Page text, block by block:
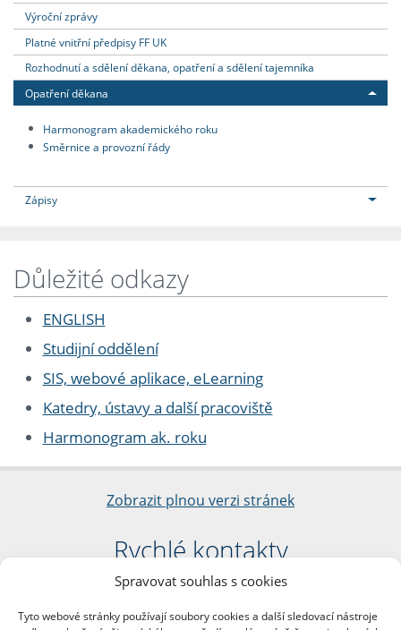
Spravovat souhlas s cookies
Tyto webové stránky používají soubory cookies a další sledovací nástroje
Výroční zprávy
Platné vnitřní předpisy FF UK
Rozhodnutí a sdělení děkana, opatření a sdělení tajemníka
Opatření děkana
Harmonogram akademického roku
Směrnice a provozní řády
Zápisy
Důležité odkazy
ENGLISH
Studijní oddělení
SIS, webové aplikace, eLearning
Katedry, ústavy a další pracoviště
Harmonogram ak. roku
Zobrazit plnou verzi stránek
Rychlé kontakty
Filozofická fakulta
nám. Jana Palacha 1/2